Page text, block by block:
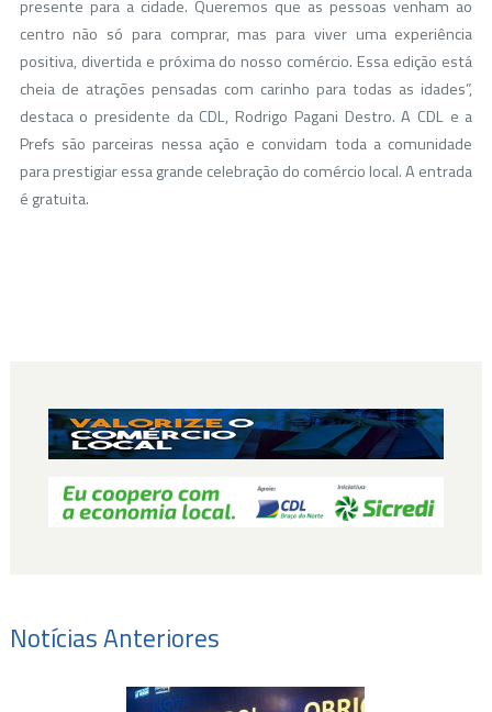
presente para a cidade. Queremos que as pessoas venham ao
centro não só para comprar, mas para viver uma experiência
positiva, divertida e próxima do nosso comércio. Essa edição está
cheia de atrações pensadas com carinho para todas as idades”,
destaca o presidente da CDL, Rodrigo Pagani Destro. A CDL e a
Prefs são parceiras nessa ação e convidam toda a comunidade
para prestigiar essa grande celebração do comércio local. A entrada
é gratuita.
Notícias Anteriores